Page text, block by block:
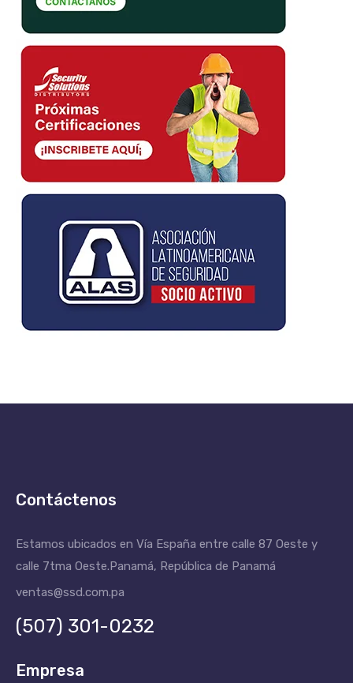
Contáctenos
Estamos ubicados en Vía España entre calle 87 Oeste y
calle 7tma Oeste.Panamá, República de Panamá
ventas@ssd.com.pa
(507) 301-0232
Empresa